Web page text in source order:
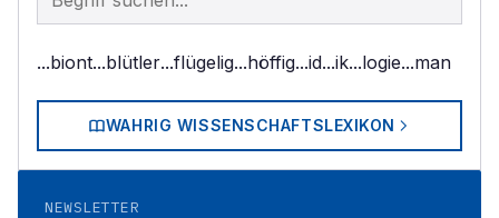
...biont...blütler...flügelig...höffig...id...ik...logie...man
WAHRIG WISSENSCHAFTSLEXIKON
NEWSLETTER